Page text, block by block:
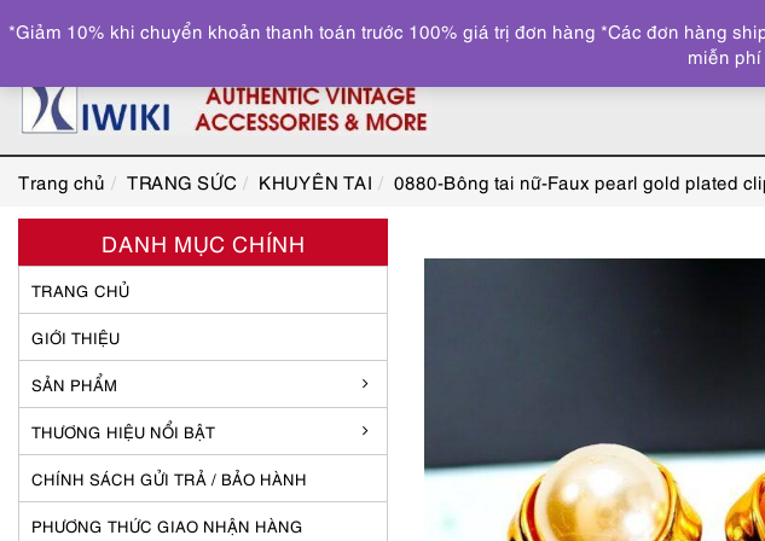
Trang chủ TRANG SỨC KHUYÊN TAI 0880-Bông tai nữ-Faux pearl gold plated
DANH MỤC CHÍNH
TRANG CHỦ
GIỚI THIỆU
SẢN PHẨM
THƯƠNG HIỆU NỔI BẬT
CHÍNH SÁCH GỬI TRẢ / BẢO HÀNH
PHƯƠNG THỨC GIAO NHẬN HÀNG
*Giảm 10% khi chuyển khoản thanh toán trước 100% giá trị đơn hàng *Các đơn hàng
miễn